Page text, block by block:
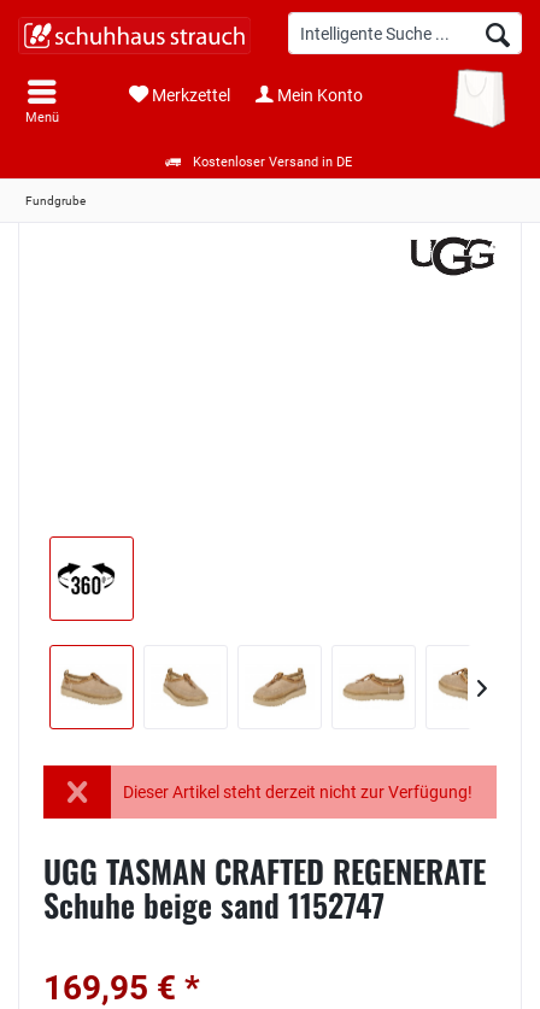
Kostenloser Versand in DE
Menü
Merkzettel Mein Konto
Fundgrube
Dieser Artikel steht derzeit nicht zur Verfügung!
UGG TASMAN CRAFTED REGENERATE
Schuhe beige sand 1152747
169,95 € *